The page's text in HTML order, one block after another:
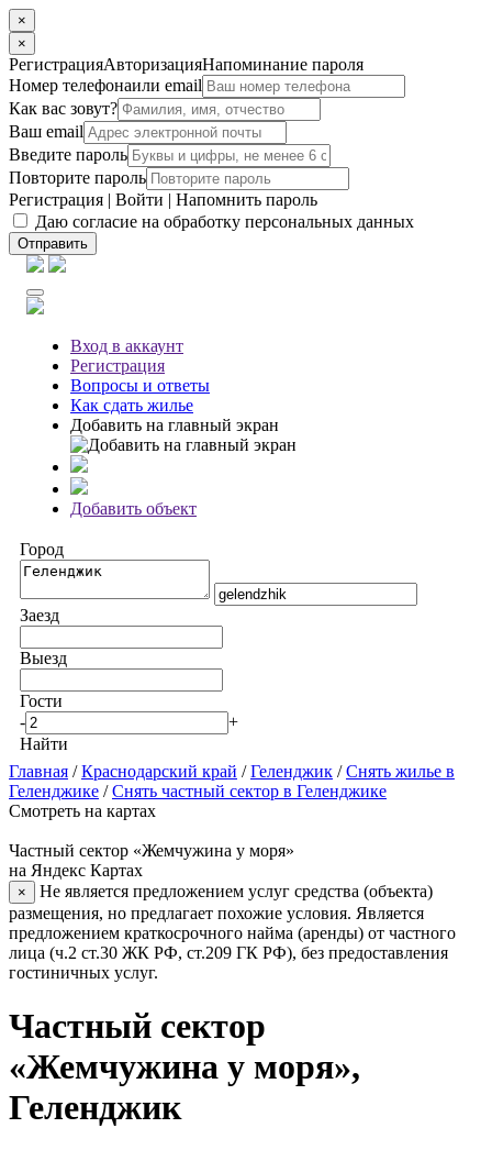
×
×
РегистрацияАвторизацияНапоминание пароля
Номер телефонаили email
Как вас зовут?
Ваш email
Введите пароль
Повторите пароль
Регистрация | Войти | Напомнить пароль
Даю согласие на обработку персональных данных
Отправить
Вход в аккаунт
Регистрация
Вопросы и ответы
Как сдать жилье
Добавить на главный экран
Добавить объект
Город
Заезд
Выезд
Гости
-
+
Найти
Главная /Краснодарский край /Геленджик /Снять жилье в
Геленджике /Снять частный сектор в Геленджике
Смотреть на картах
Частный сектор «Жемчужина у моря»
на Яндекс Картах
×
Не является предложением услуг средства (объекта)
размещения, но предлагает похожие условия. Является
предложением краткосрочного найма (аренды) от частного
лица (ч.2 ст.30 ЖК РФ, ст.209 ГК РФ), без предоставления
гостиничных услуг.
Частный сектор
«Жемчужина у моря»,
Геленджик